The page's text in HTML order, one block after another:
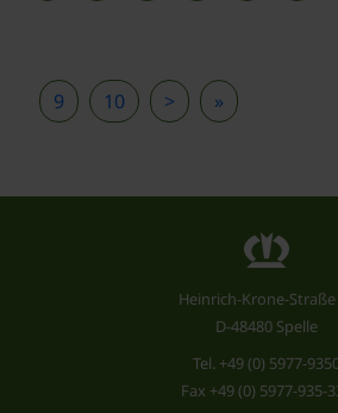
9 10 > »
Heinrich-Krone-Straße
D-48480 Spelle
Tel. +49 (0) 5977-
Fax +49 (0) 5977-935-